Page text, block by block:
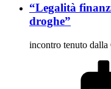
“Legalità
droghe”
incontro tenuto